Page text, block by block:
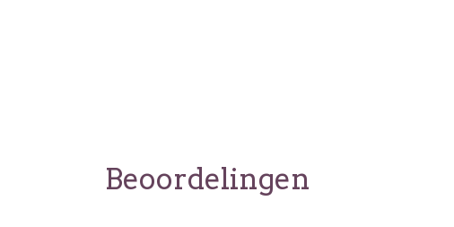
Beoordelingen